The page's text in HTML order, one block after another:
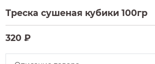
Треска сушеная кубики 100гр
320 ₽